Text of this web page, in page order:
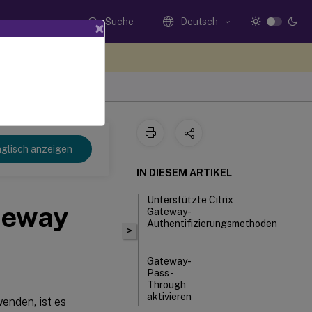
Suche Deutsch
anzeigen
ist es
>
IN DIESEM ARTIKEL
Unterstützte Citrix
Gateway-
Authentifizierungsmethoden
Gateway-
Pass-
Through
aktivieren
×